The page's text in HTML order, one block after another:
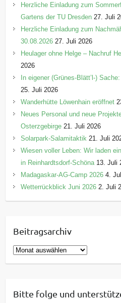
Herzliche Einladung zum
Gartens der TU Dresden 27. Juli
Herzliche Einladung zum
30.08.2026 27. Juli 2026
Heulager ohne Helge – Nachruf
2026
In eigener (Grünes-Blätt’l-)
25. Juli 2026
Wanderhütte Löwenhain eröffnet
Neues Personal und neue
Osterzgebirge 21. Juli 2026
Solarpark-Salamitaktik 21. Juli
Wiesen voller Leben: Wir laden
in Reinhardtsdorf-Schöna 13. Juli
Madagaskar-AG-Camp 2026 4.
Wetterrückblick Juni 2026 2. Juli
Beitragsarchiv
B
e
r
Bitte folge und